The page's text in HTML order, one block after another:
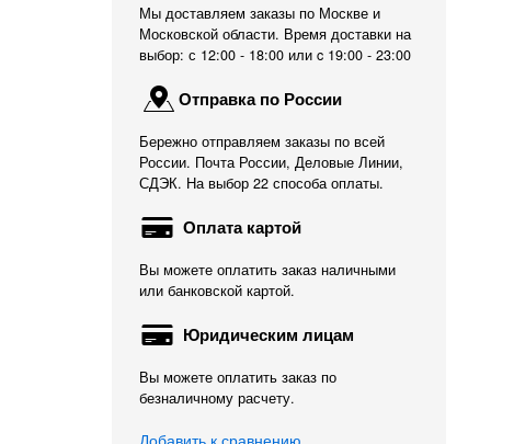
Мы доставляем заказы по Москве и
Московской области. Время доставки на
выбор: с 12:00 - 18:00 или c 19:00 - 23:00
Отправка по России
Бережно отправляем заказы по всей
России. Почта России, Деловые Линии,
СДЭК. На выбор 22 способа оплаты.
Оплата картой
Вы можете оплатить заказ наличными
или банковской картой.
Юридическим лицам
Вы можете оплатить заказ по
безналичному расчету.
Добавить к сравнению